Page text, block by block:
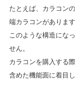
たとえば、カラコン
端カラコンがあります
このような構造にな
せん。
カラコンを購入する
含めた機能面に着目